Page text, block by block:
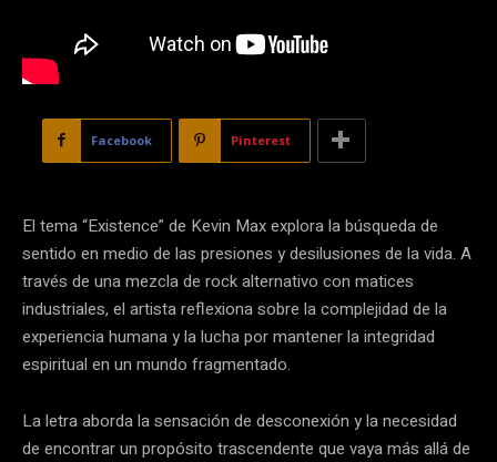
Facebook Pinterest
El tema “Existence” de Kevin Max explora la búsqueda de
sentido en medio de las presiones y desilusiones de la vida. A
través de una mezcla de rock alternativo con matices
industriales, el artista reflexiona sobre la complejidad de la
experiencia humana y la lucha por mantener la integridad
espiritual en un mundo fragmentado.
La letra aborda la sensación de desconexión y la necesidad
de encontrar un propósito trascendente que vaya más allá de